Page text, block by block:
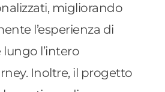
migliorando
l’esperienza di
l’intero
Inoltre, il progetto